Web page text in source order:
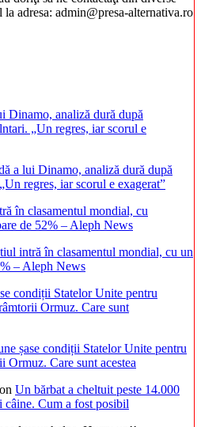
adresa: admin@presa-alternativa.ro
a lui Dinamo, analiză dură după
regres, iar scorul e exagerat”
intră în clasamentul mondial, cu un
– Aleph News
șase condiții Statelor Unite pentru
Ormuz. Care sunt acestea
on Un bărbat a cheltuit peste 14.000
câine. Cum a fost posibil